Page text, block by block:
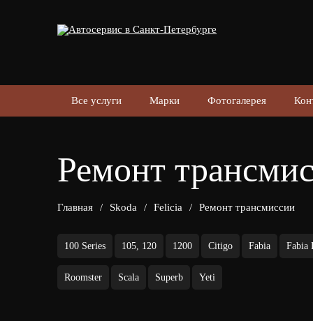
Все услуги Марки Фотогалерея
Ремонт
Главная / Skoda / Felicia / Ремонт трансмиссии
100 Series 105, 120 1200 Citigo Fabia Fabia
Roomster Scala Superb Yeti